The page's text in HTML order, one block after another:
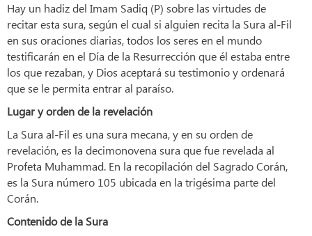
Hay un hadiz del Imam Sadiq (P) sobre las virtudes de
recitar esta sura, según el cual si alguien recita la Sura al-Fil
en sus oraciones diarias, todos los seres en el mundo
testificarán en el Día de la Resurrección que él estaba entre
los que rezaban, y Dios aceptará su testimonio y ordenará
que se le permita entrar al paraíso.
Lugar y orden de la revelación
La Sura al-Fil es una sura mecana, y en su orden de
revelación, es la decimonovena sura que fue revelada al
Profeta Muhammad. En la recopilación del Sagrado Corán,
es la Sura número 105 ubicada en la trigésima parte del
Corán.
Contenido de la Sura